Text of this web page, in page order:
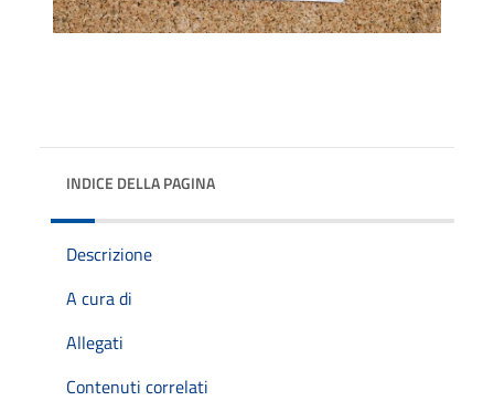
INDICE DELLA PAGINA
Descrizione
A cura di
Allegati
Contenuti correlati